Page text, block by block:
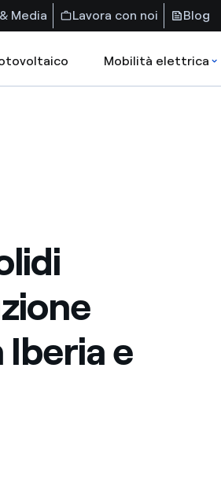
Media Lavora con noi Blog
Mobilità elettrica
e